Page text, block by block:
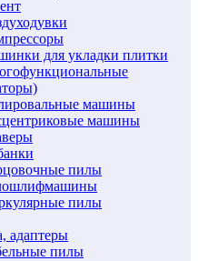
для укладки плитки
машины
машины
пилы
пилы
адаптеры
пилы